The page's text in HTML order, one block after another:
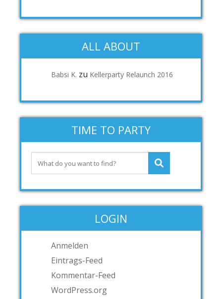
ALL ABOUT
Babsi K. zu Kellerparty Relaunch 2016
TIME TO PARTY
LOGIN
Anmelden
Eintrags-Feed
Kommentar-Feed
WordPress.org